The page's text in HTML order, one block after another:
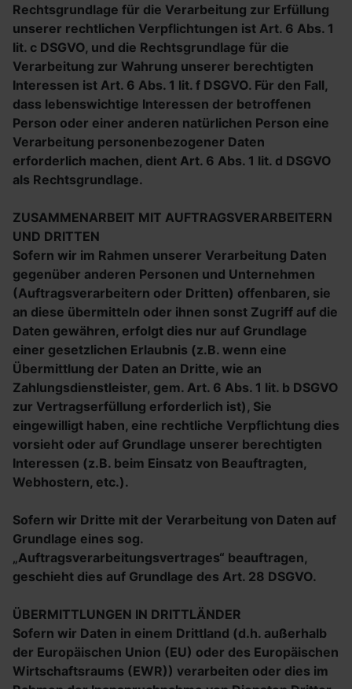
Rechtsgrundlage für die Verarbeitung zur Erfüllung
unserer rechtlichen Verpflichtungen ist Art. 6 Abs. 1
lit. c DSGVO, und die Rechtsgrundlage für die
Verarbeitung zur Wahrung unserer berechtigten
Interessen ist Art. 6 Abs. 1 lit. f DSGVO. Für den Fall,
dass lebenswichtige Interessen der betroffenen
Person oder einer anderen natürlichen Person eine
Verarbeitung personenbezogener Daten
erforderlich machen, dient Art. 6 Abs. 1 lit. d DSGVO
als Rechtsgrundlage.
ZUSAMMENARBEIT MIT AUFTRAGSVERARBEITERN
UND DRITTEN
Sofern wir im Rahmen unserer Verarbeitung Daten
gegenüber anderen Personen und Unternehmen
(Auftragsverarbeitern oder Dritten) offenbaren, sie
an diese übermitteln oder ihnen sonst Zugriff auf die
Daten gewähren, erfolgt dies nur auf Grundlage
einer gesetzlichen Erlaubnis (z.B. wenn eine
Übermittlung der Daten an Dritte, wie an
Zahlungsdienstleister, gem. Art. 6 Abs. 1 lit. b DSGVO
zur Vertragserfüllung erforderlich ist), Sie
eingewilligt haben, eine rechtliche Verpflichtung dies
vorsieht oder auf Grundlage unserer berechtigten
Interessen (z.B. beim Einsatz von Beauftragten,
Webhostern, etc.).
Sofern wir Dritte mit der Verarbeitung von Daten auf
Grundlage eines sog.
„Auftragsverarbeitungsvertrages“ beauftragen,
geschieht dies auf Grundlage des Art. 28 DSGVO.
ÜBERMITTLUNGEN IN DRITTLÄNDER
Sofern wir Daten in einem Drittland (d.h. außerhalb
der Europäischen Union (EU) oder des Europäischen
Wirtschaftsraums (EWR)) verarbeiten oder dies im